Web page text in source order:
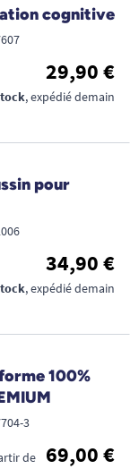
cognitive
29,90 €
, expédié demain
pour
34,90 €
, expédié demain
100%
3
de 69,00 €